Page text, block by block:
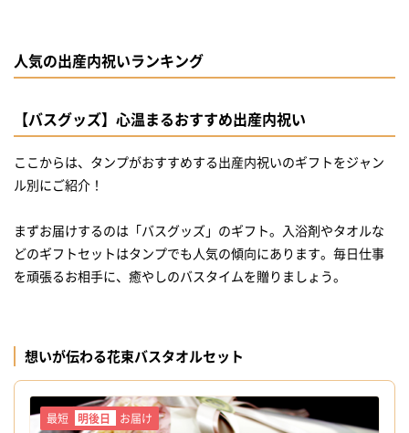
人気の出産内祝いランキング
【バスグッズ】心温まるおすすめ出産内祝い
ここからは、タンプがおすすめする出産内祝いのギフトをジャン
ル別にご紹介！
まずお届けするのは「バスグッズ」のギフト。入浴剤やタオルな
どのギフトセットはタンプでも人気の傾向にあります。毎日仕事
を頑張るお相手に、癒やしのバスタイムを贈りましょう。
想いが伝わる花束バスタオルセット
最短 明後日 お届け